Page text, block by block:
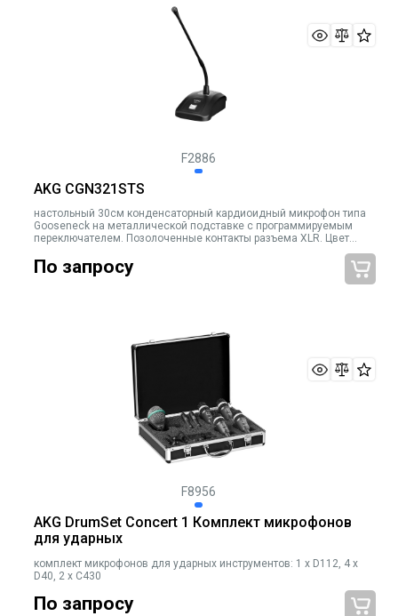
F2886
AKG CGN321STS
настольный 30см конденсаторный кардиоидный микрофон типа
Gooseneck на металлической подставке с программируемым
переключателем. Позолоченные контакты разъема XLR. Цвет
По запросу
F8956
AKG DrumSet Concert 1 Комплект микрофонов
для ударных
комплект микрофонов для ударных инструментов: 1 x D112, 4 x
D40, 2 x C430
По запросу